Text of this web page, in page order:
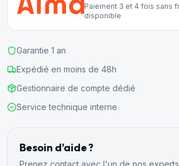
Paiement 3 et 4 fois sans
disponible
Garantie 1 an
Expédié en moins de 48h
Gestionnaire de compte dédié
Service technique interne
Besoin d'aide ?
Prenez contact avec l'un de nos experts